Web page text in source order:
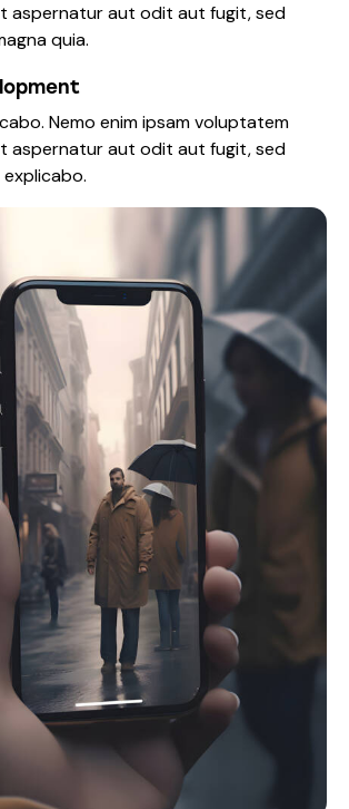
aspernatur aut odit aut fugit, sed
quia.
Nemo enim ipsam voluptatem
aspernatur aut odit aut fugit, sed